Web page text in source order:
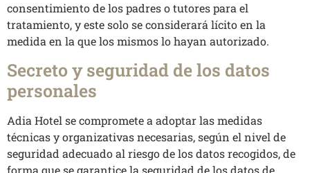
consentimiento de los padres o tutores para el
tratamiento, y este solo se considerará lícito en la
medida en la que los mismos lo hayan autorizado.
Secreto y seguridad de los datos
personales
Adia Hotel se compromete a adoptar las medidas
técnicas y organizativas necesarias, según el nivel de
seguridad adecuado al riesgo de los datos recogidos, de
forma que se garantice la seguridad de los datos de